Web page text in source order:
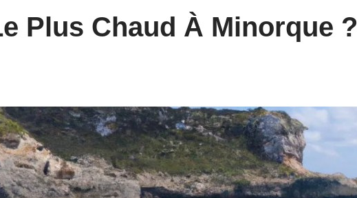
Plus Chaud À Minorque ?